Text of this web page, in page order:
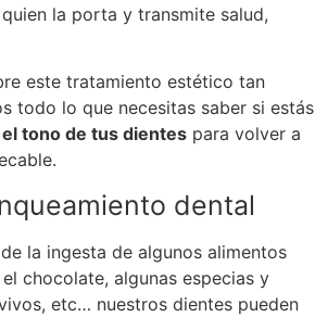
la porta y transmite salud,
este tratamiento estético tan
todo lo que necesitas saber si estás
tono de tus dientes para volver a
dental
la ingesta de algunos alimentos
el chocolate, algunas especias y
etc… nuestros dientes pueden